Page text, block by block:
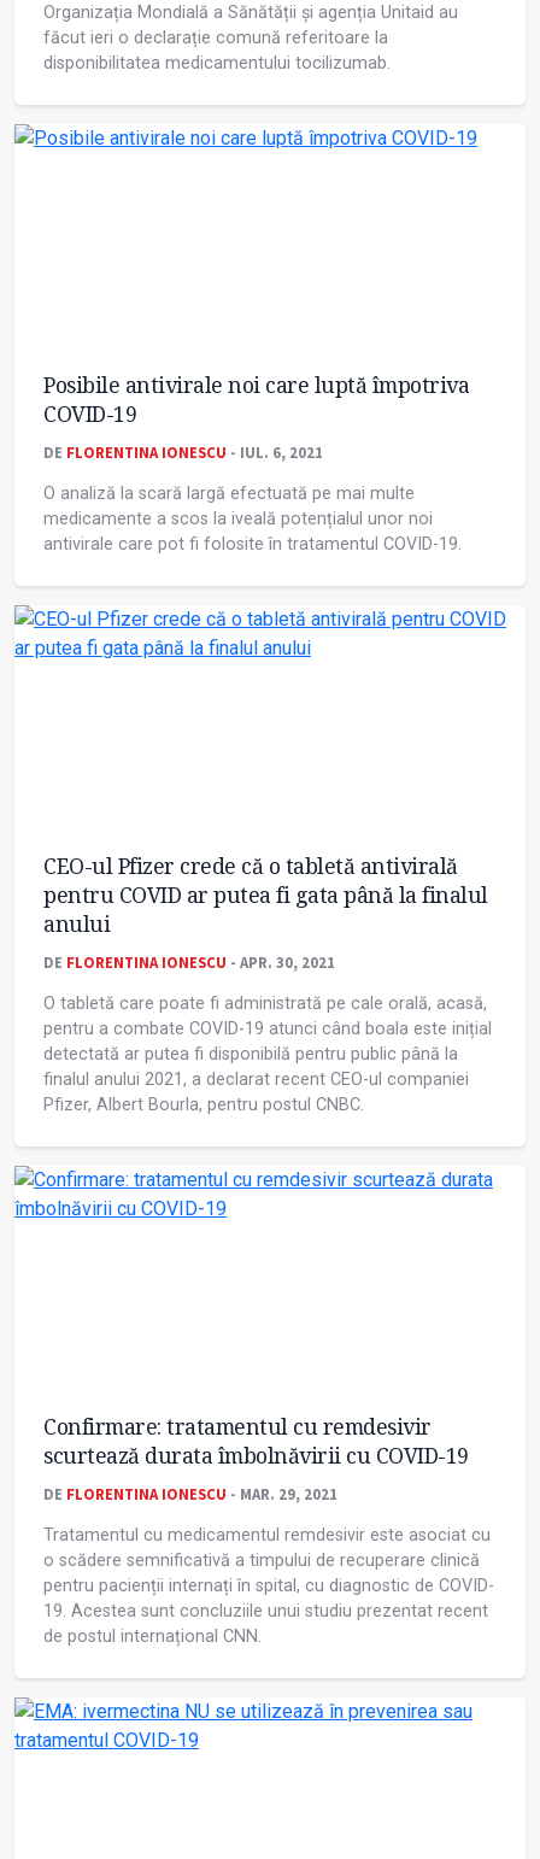
Organizația Mondială a Sănătății și agenția Unitaid au
făcut ieri o declarație comună referitoare la
disponibilitatea medicamentului tocilizumab.
Posibile antivirale noi care luptă împotriva
COVID-19
DE FLORENTINA IONESCU - IUL. 6, 2021
O analiză la scară largă efectuată pe mai multe
medicamente a scos la iveală potențialul unor noi
antivirale care pot fi folosite în tratamentul COVID-19.
CEO-ul Pfizer crede că o tabletă antivirală
pentru COVID ar putea fi gata până la finalul
anului
DE FLORENTINA IONESCU - APR. 30, 2021
O tabletă care poate fi administrată pe cale orală, acasă,
pentru a combate COVID-19 atunci când boala este inițial
detectată ar putea fi disponibilă pentru public până la
finalul anului 2021, a declarat recent CEO-ul companiei
Pfizer, Albert Bourla, pentru postul CNBC.
Confirmare: tratamentul cu remdesivir
scurtează durata îmbolnăvirii cu COVID-19
DE FLORENTINA IONESCU - MAR. 29, 2021
Tratamentul cu medicamentul remdesivir este asociat cu
o scădere semnificativă a timpului de recuperare clinică
pentru pacienții internați în spital, cu diagnostic de COVID-
19. Acestea sunt concluziile unui studiu prezentat recent
de postul internațional CNN.